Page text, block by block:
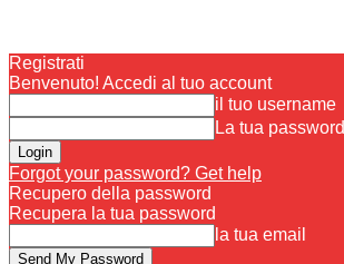
Registrati
Benvenuto! Accedi al tuo account
il tuo username
La tua password
Forgot your password? Get help
Recupero della password
Recupera la tua password
la tua email